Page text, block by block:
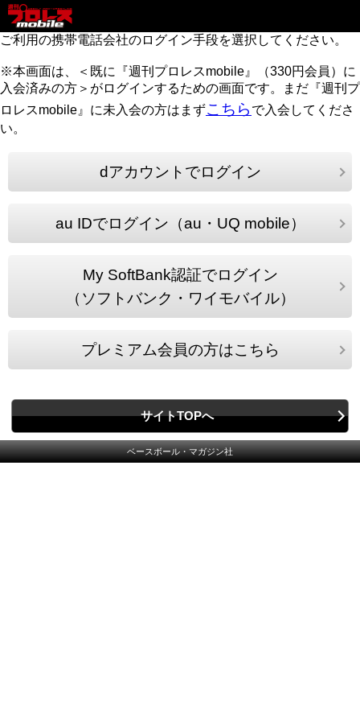
ご利用の携帯電話会社のログイン手段を選択してください。
※本画面は、＜既に『週刊プロレスmobile』（330円会員）に
入会済みの方＞がログインするための画面です。まだ『週刊プ
ロレスmobile』に未入会の方はまずこちら で入会してくださ
い。
dアカウントでログイン
au IDでログイン（au・UQ mobile）
My SoftBank認証でログイン
（ソフトバンク・ワイモバイル）
プレミアム会員の方はこちら
サイトTOPへ
ベースボール・マガジン社